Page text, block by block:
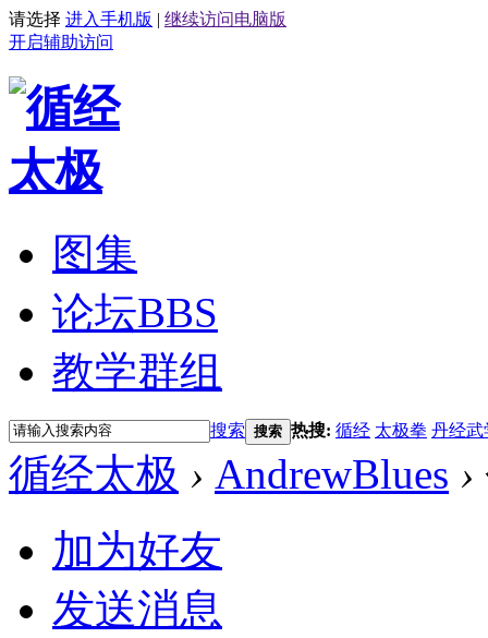
请选择 进入手机版 | 继续访问电脑版
开启辅助访问
图集
论坛BBS
教学群组
搜索 搜索 热搜: 循经 太极拳 丹经武
循经太极 › AndrewBlues ›
加为好友
发送消息